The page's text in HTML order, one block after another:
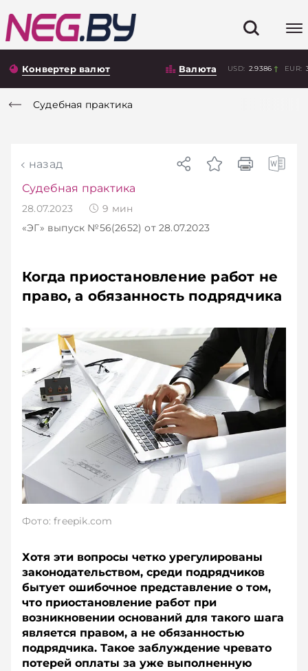
Конвертер валют Валюта USD: 2.9386 EUR:
Судебная практика
назад
Судебная практика
28.07.2023 9 мин
«ЭГ» выпуск №56(2652) от 28.07.2023
Когда приостановление работ не
право, а обязанность подрядчика
Фото: freepik.com
Хотя эти вопросы четко урегулированы
законодательством, среди подрядчиков
бытует ошибочное представление о том,
что приостановление работ при
возникновении оснований для такого шага
является правом, а не обязанностью
подрядчика. Такое заблуждение чревато
потерей оплаты за уже выполненную